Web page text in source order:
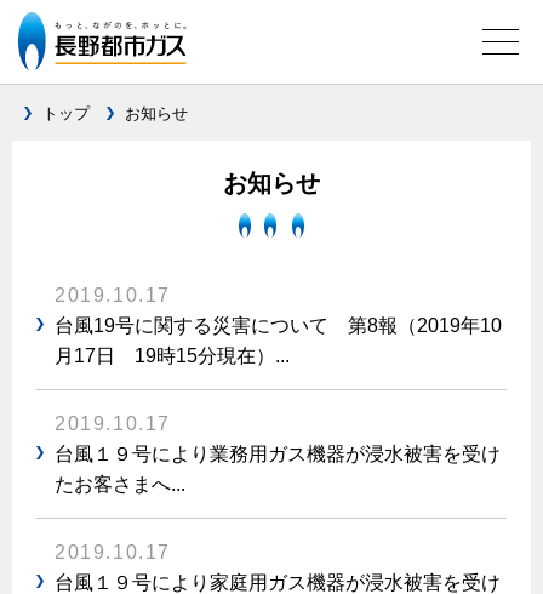
家庭用選択約款
ご請求とお支払いについて
口座振替によるお支払い
クレジットカードによるお支払い
払込書による窓口でのお支払い
払込書によるスマホアプリでのお支払い
ガスコンロとIHクッキングヒーターの比較
安全性
清掃性
ガス給湯器とエコキュートの比較
快適性
キッチン
ガスコンロ
オススメの商品一覧
最新ガスコンロの実力
コンロの取替えは
私たちのリフォーム
バスルームをリフォーム
サニタリーをリフォーム
電力の自由化について
長野都市ガスのでんきのポイント
都市ガスでんき 従量電灯Ｂ
Chef Ropia's JOYFUL CUISINE
ヤミーのレシピ帖
ホーム お知らせ
トップ お知らせ
お知らせ
2019.10.17
台風19号に関する災害について 第8報（2019年10
月17日 19時15分現在）...
2019.10.17
台風１９号により業務用ガス機器が浸水被害を受け
たお客さまへ...
2019.10.17
台風１９号により家庭用ガス機器が浸水被害を受け